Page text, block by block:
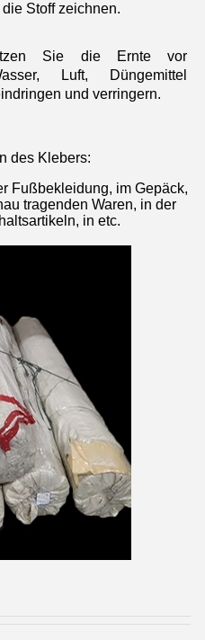
Stoff zeichnen.
Sie die Ernte vor
Luft, Düngemittel
und verringern.
des Klebers:
Fußbekleidung, im Gepäck,
tragenden Waren, in der
in etc.